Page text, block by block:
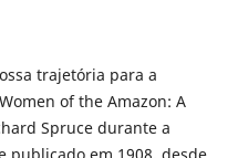
trajetória para a
of the Amazon: A
Spruce durante a